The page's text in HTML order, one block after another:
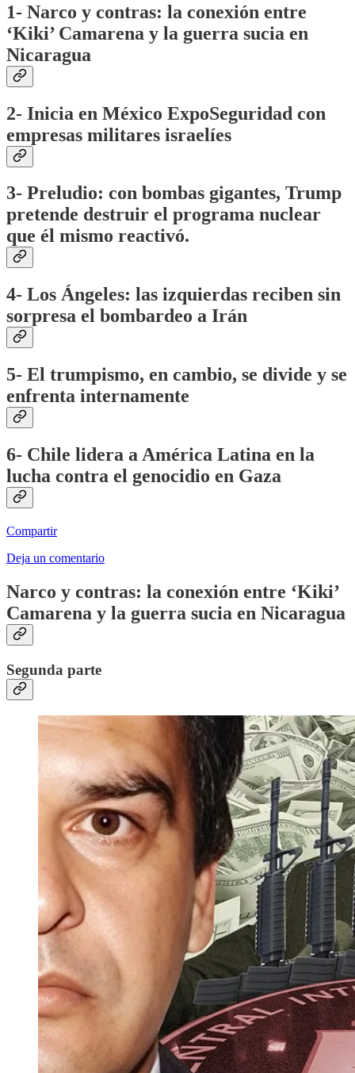
1- Narco y contras: la conexión entre
‘Kiki’ Camarena y la guerra sucia en
Nicaragua
2- Inicia en México ExpoSeguridad con
empresas militares israelíes
3- Preludio: con bombas gigantes, Trump
pretende destruir el programa nuclear
que él mismo reactivó.
4- Los Ángeles: las izquierdas reciben sin
sorpresa el bombardeo a Irán
5- El trumpismo, en cambio, se divide y se
enfrenta internamente
6- Chile lidera a América Latina en la
lucha contra el genocidio en Gaza
Compartir
Deja un comentario
Narco y contras: la conexión entre ‘Kiki’
Camarena y la guerra sucia en Nicaragua
Segunda parte